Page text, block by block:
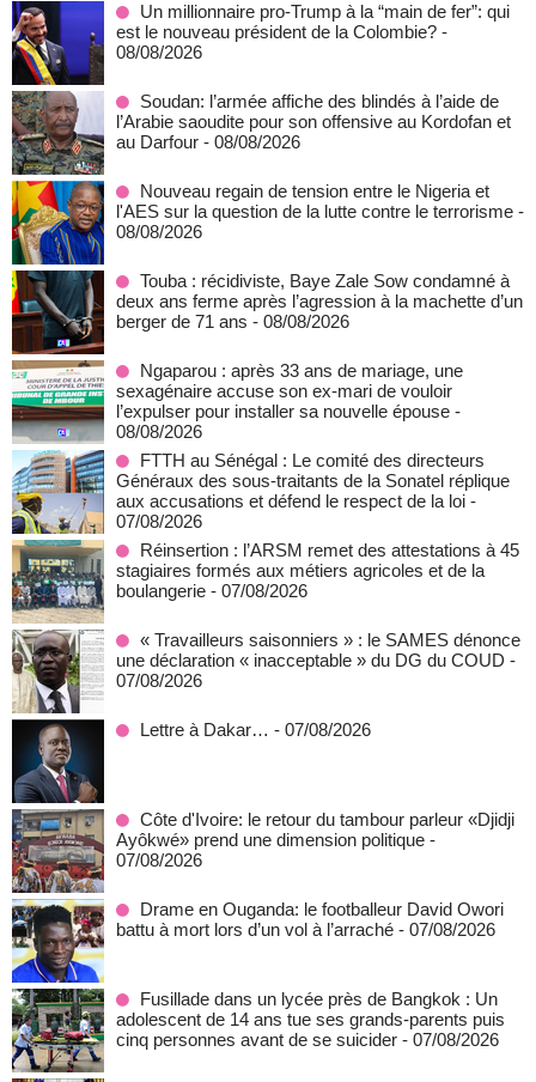
Un millionnaire pro-Trump à la “main de fer”: qui
est le nouveau président de la Colombie? -
08/08/2026
Soudan: l’armée affiche des blindés à l’aide de
l’Arabie saoudite pour son offensive au Kordofan et
au Darfour - 08/08/2026
Nouveau regain de tension entre le Nigeria et
l'AES sur la question de la lutte contre le terrorisme -
08/08/2026
Touba : récidiviste, Baye Zale Sow condamné à
deux ans ferme après l’agression à la machette d’un
berger de 71 ans - 08/08/2026
Ngaparou : après 33 ans de mariage, une
sexagénaire accuse son ex-mari de vouloir
l’expulser pour installer sa nouvelle épouse -
08/08/2026
FTTH au Sénégal : Le comité des directeurs
Généraux des sous-traitants de la Sonatel réplique
aux accusations et défend le respect de la loi -
07/08/2026
Réinsertion : l’ARSM remet des attestations à 45
stagiaires formés aux métiers agricoles et de la
boulangerie - 07/08/2026
« Travailleurs saisonniers » : le SAMES dénonce
une déclaration « inacceptable » du DG du COUD -
07/08/2026
Lettre à Dakar… - 07/08/2026
Côte d'Ivoire: le retour du tambour parleur «Djidji
Ayôkwé» prend une dimension politique -
07/08/2026
Drame en Ouganda: le footballeur David Owori
battu à mort lors d’un vol à l’arraché - 07/08/2026
Fusillade dans un lycée près de Bangkok : Un
adolescent de 14 ans tue ses grands-parents puis
cinq personnes avant de se suicider - 07/08/2026